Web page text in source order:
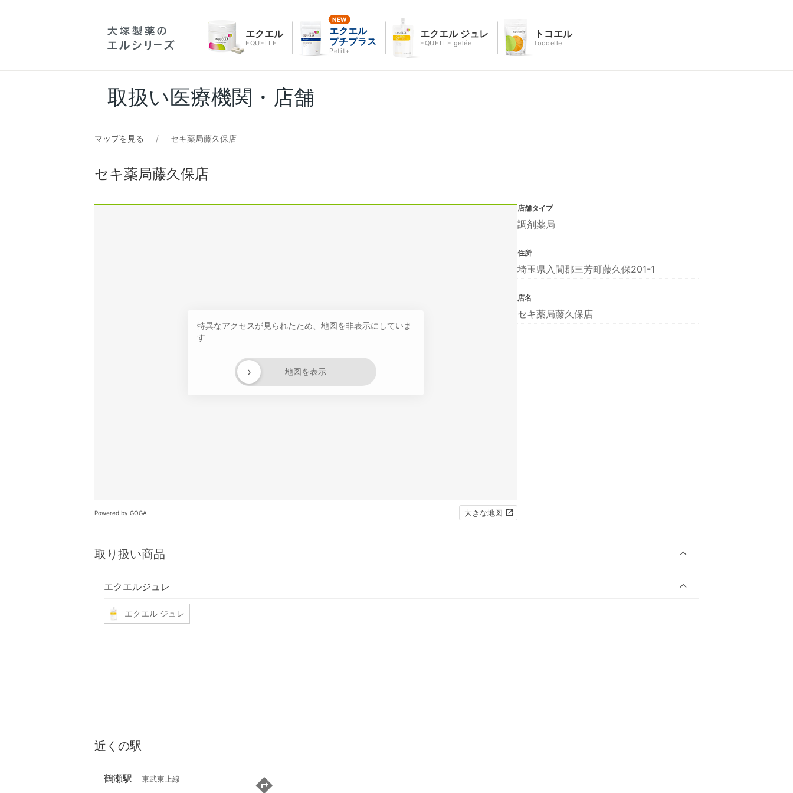
エクエル
EQUELLE
エクエル
プチプラス
Petit+
エクエル ジュレ
EQUELLE gelée
トコエル
tocoelle
取扱い医療機関・店舗
マップを見る セキ薬局藤久保店
セキ薬局藤久保店
特異なアクセスが見られたため、地図を非表示にしていま
す
地図を表示
›
Powered by GOGA 大きな地図
取り扱い商品
エクエルジュレ
エクエル ジュレ
店舗タイプ
調剤薬局
住所
埼玉県入間郡三芳町藤久保201-1
店名
セキ薬局藤久保店
近くの駅
鶴瀬駅 東武東上線